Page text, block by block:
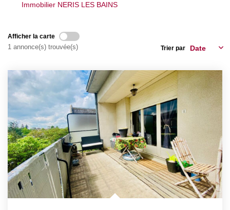
CONTACT
Immobilier NERIS LES BAINS
Afficher la carte
1 annonce(s) trouvée(s) Trier par